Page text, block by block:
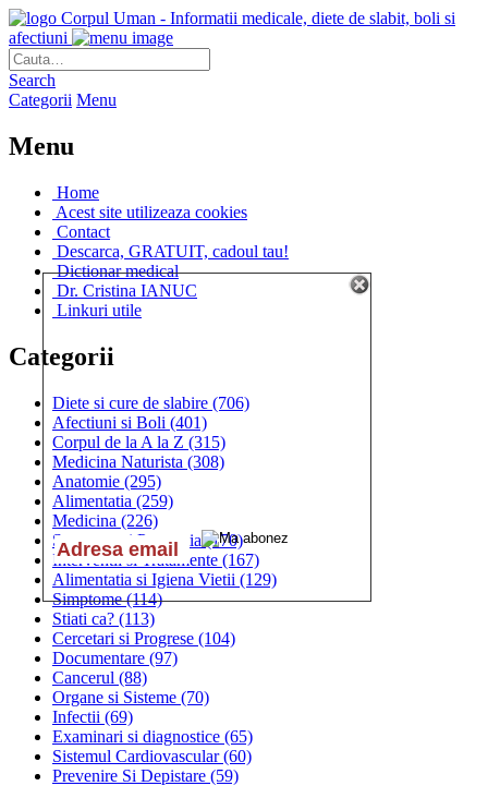
Corpul Uman - Informatii medicale, diete de slabit, boli si
afectiuni
Search
Categorii Menu
Menu
Home
Acest site utilizeaza cookies
Contact
Descarca, GRATUIT, cadoul tau!
Dictionar medical
Dr. Cristina IANUC
Linkuri utile
Categorii
Diete si cure de slabire (706)
Afectiuni si Boli (401)
Corpul de la A la Z (315)
Medicina Naturista (308)
Anatomie (295)
Alimentatia (259)
Medicina (226)
Sanatatea si Preventia(170)
Interventii si Tratamente (167)
Alimentatia si Igiena Vietii (129)
Simptome(114)
Stiati ca? (113)
Cercetari si Progrese (104)
Documentare (97)
Cancerul (88)
Organe si Sisteme (70)
Infectii (69)
Examinari si diagnostice (65)
Sistemul Cardiovascular(60)
Prevenire Si Depistare (59)